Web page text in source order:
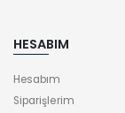
HESABIM
Hesabım
Siparişlerim